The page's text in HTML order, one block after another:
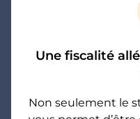
Une fiscalité
Non seulement le